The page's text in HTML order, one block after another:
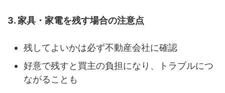
3. 家具・家電を残す場合の注意点
残してよいかは必ず不動産会社に確認
好意で残すと買主の負担になり、トラブルにつ
ながることも